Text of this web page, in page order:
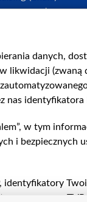
danych,
likwidacji (zwaną
nas identyfikatora
w tym
i bezpiecznych
identyfikatory
przez TVP,